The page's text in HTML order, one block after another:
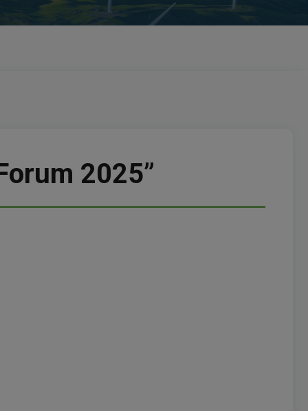
2025”